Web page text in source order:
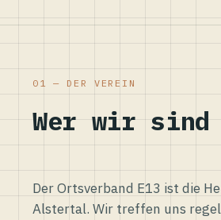
01 — DER VEREIN
Wer wir sind
Der Ortsverband E13 ist die
Alstertal. Wir treffen uns